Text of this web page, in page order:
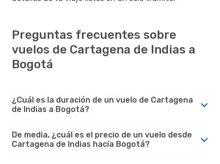
Preguntas frecuentes sobre
vuelos de Cartagena de Indias a
Bogotá
¿Cuál es la duración de un vuelo de Cartagena
de Indias a Bogotá?
De media, ¿cuál es el precio de un vuelo desde
Cartagena de Indias hacía Bogotá?